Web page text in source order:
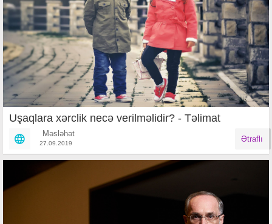
Uşaqlara xərclik necə verilməlidir? - Təlimat
Məsləhət
27.09.2019 Ətraflı